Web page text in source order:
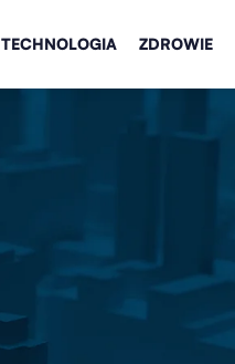
TECHNOLOGIA ZDROWIE